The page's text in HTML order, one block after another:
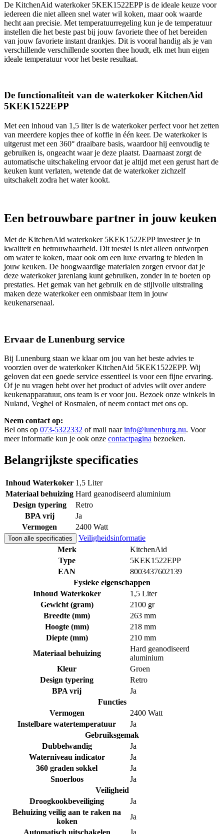
De KitchenAid waterkoker 5KEK1522EPP is de ideale keuze voor
iedereen die niet alleen snel water wil koken, maar ook waarde
hecht aan precisie. Met temperatuurregeling kun je de temperatuur
instellen die het beste past bij jouw favoriete thee of het bereiden
van jouw favoriete instant drankjes. Dit is vooral handig als je van
verschillende verschillende soorten thee houdt, elk met hun eigen
ideale temperatuur voor het beste resultaat.
De functionaliteit van de waterkoker KitchenAid
5KEK1522EPP
Met een inhoud van 1,5 liter is de waterkoker perfect voor het zetten
van meerdere kopjes thee of koffie in één keer. De waterkoker is
uitgerust met een 360° draaibare basis, waardoor hij eenvoudig te
gebruiken is, ongeacht waar je deze plaatst. Daarnaast zorgt de
automatische uitschakeling ervoor dat je altijd met een gerust hart de
keuken kunt verlaten, wetende dat de waterkoker zichzelf
uitschakelt zodra het water kookt.
Een betrouwbare partner in jouw keuken
Met de KitchenAid waterkoker 5KEK1522EPP investeer je in
kwaliteit en betrouwbaarheid. Dit toestel is niet alleen ontworpen
om water te koken, maar ook om een luxe ervaring te bieden in
jouw keuken. De hoogwaardige materialen zorgen ervoor dat je
deze waterkoker jarenlang kunt gebruiken, zonder in te boeten op
prestaties. Het gemak van het gebruik en de stijlvolle uitstraling
maken deze waterkoker een onmisbaar item in jouw
keukenarsenaal.
Ervaar de Lunenburg service
Bij Lunenburg staan we klaar om jou van het beste advies te
voorzien over de waterkoker KitchenAid 5KEK1522EPP. Wij
geloven dat een goede service essentieel is voor een fijne ervaring.
Of je nu vragen hebt over het product of advies wilt over andere
keukenapparatuur, ons team is er voor jou. Bezoek onze winkels in
Nuland, Veghel of Rosmalen, of neem contact met ons op.
Neem contact op:
Bel ons op 073-5322332 of mail naarinfo@lunenburg.nu. Voor
meer informatie kun je ook onze contactpagina bezoeken.
Belangrijkste specificaties
Inhoud Waterkoker 1,5 Liter
Materiaal behuizing Hard geanodiseerd aluminium
Design typering
Retro
BPA vrij
Ja
Vermogen
2400 Watt
Toon alle specificaties
Veiligheidsinformatie
Merk
KitchenAid
Type
5KEK1522EPP
EAN
8003437602139
Fysieke eigenschappen
Inhoud Waterkoker
1,5 Liter
Gewicht (gram)
2100 gr
Breedte (mm)
263 mm
Hoogte (mm)
218 mm
Diepte (mm)
210 mm
Materiaal behuizing
Hard geanodiseerd
aluminium
Kleur
Groen
Design typering
Retro
BPA vrij
Ja
Functies
Vermogen
2400 Watt
Instelbare watertemperatuur
Ja
Gebruiksgemak
Dubbelwandig
Ja
Waterniveau indicator
Ja
360 graden sokkel
Ja
Snoerloos
Ja
Veiligheid
Droogkookbeveiliging
Ja
Behuizing veilig aan te raken na
koken
Ja